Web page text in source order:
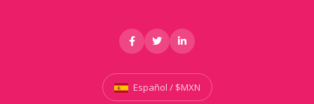
Español / $MXN